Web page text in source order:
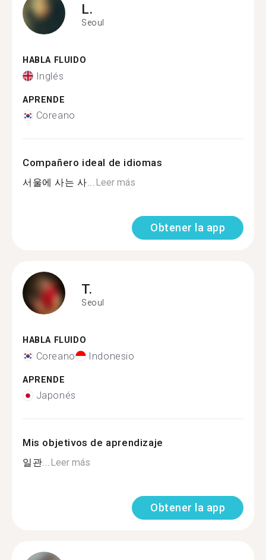
L.
Seoul
HABLA FLUIDO
Inglés
APRENDE
Coreano
Compañero ideal de idiomas
서울에 사는 사...Leer más
Obtener la app
T.
Seoul
HABLA FLUIDO
Coreano Indonesio
APRENDE
Japonés
Mis objetivos de aprendizaje
일관...Leer más
Obtener la app